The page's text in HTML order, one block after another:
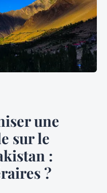
une
sur le
:
?